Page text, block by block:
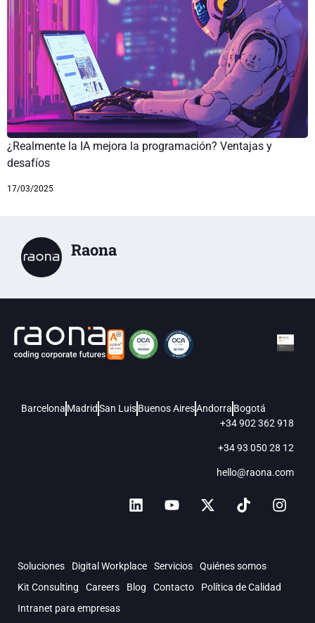
¿Realmente la IA mejora la programación? Ventajas y
desafíos
17/03/2025
Raona
Barcelona MadridSan LuisBuenos AiresAndorra Bogotá
+34 902 362 918
+34 93 050 28 12
hello@raona.com
Soluciones Digital Workplace Servicios
Quiénes somos
Kit Consulting
Careers Blog Contacto
Política de Calidad
Intranet para empresas